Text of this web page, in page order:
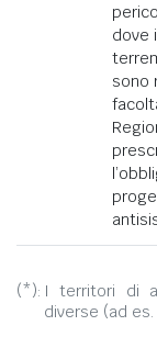
dove i
sono
(*): I territori di
diverse (ad es.